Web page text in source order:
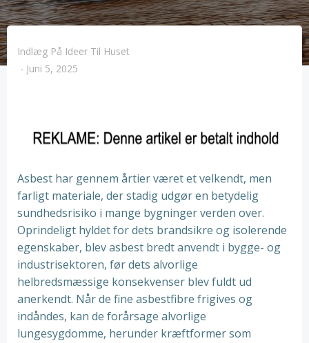
Indlæg På Ideer Til Huset
- Juni 5, 2025
Asbest har gennem årtier været et velkendt, men
farligt materiale, der stadig udgør en betydelig
sundhedsrisiko i mange bygninger verden over.
Oprindeligt hyldet for dets brandsikre og isolerende
egenskaber, blev asbest bredt anvendt i bygge- og
industrisektoren, før dets alvorlige
helbredsmæssige konsekvenser blev fuldt ud
anerkendt. Når de fine asbestfibre frigives og
indåndes, kan de forårsage alvorlige
lungesygdomme, herunder kræftformer som